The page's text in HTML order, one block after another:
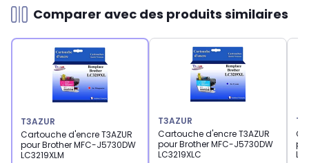
Comparer avec des produits similaires
T3AZUR
Cartouche d'encre T3AZUR
pour Brother MFC-J5730DW
LC3219XLM
T3AZUR
Cartouche d'encre T3AZUR
pour Brother MFC-J5730DW
LC3219XLC